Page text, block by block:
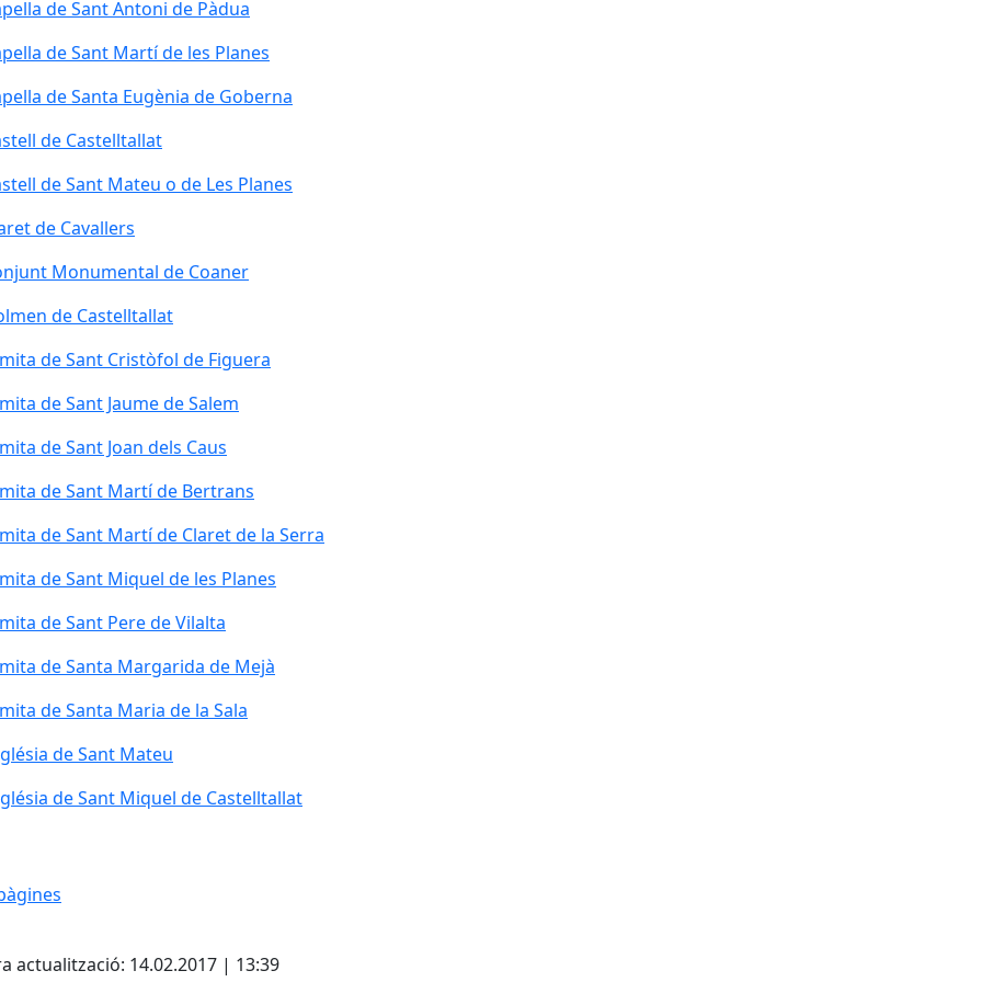
de Sant Antoni de Pàdua
de Sant Martí de les Planes
de Santa Eugènia de Goberna
de Castelltallat
de Sant Mateu o de Les Planes
de Cavallers
Monumental de Coaner
Monumental de Coaner
de Castelltallat
de Sant Cristòfol de Figuera
de Sant Jaume de Salem
de Sant Joan dels Caus
de Sant Martí de Bertrans
de Sant Martí de Claret de la Serra
de Sant Miquel de les Planes
de Sant Pere de Vilalta
de Santa Margarida de Mejà
de Santa Maria de la Sala
de Sant Mateu
de Sant Mateu
de Sant Miquel de Castelltallat
de Sant Miquel de Castelltallat
actualització: 14.02.2017 | 13:39